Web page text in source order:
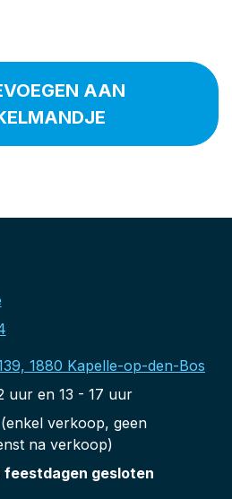
AAN
1880 Kapelle-op-den-Bos
uur en 13 - 17 uur
verkoop, geen
na verkoop)
feestdagen gesloten